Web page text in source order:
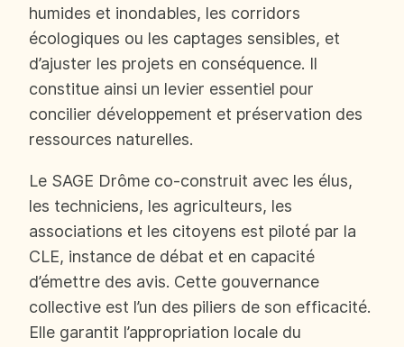
humides et inondables, les corridors
écologiques ou les captages sensibles, et
d’ajuster les projets en conséquence. Il
constitue ainsi un levier essentiel pour
concilier développement et préservation des
ressources naturelles.
Le SAGE Drôme co-construit avec les élus,
les techniciens, les agriculteurs, les
associations et les citoyens est piloté par la
CLE, instance de débat et en capacité
d’émettre des avis. Cette gouvernance
collective est l’un des piliers de son efficacité.
Elle garantit l’appropriation locale du